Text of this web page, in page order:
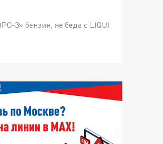
3» бензин, не беда с LIQUI